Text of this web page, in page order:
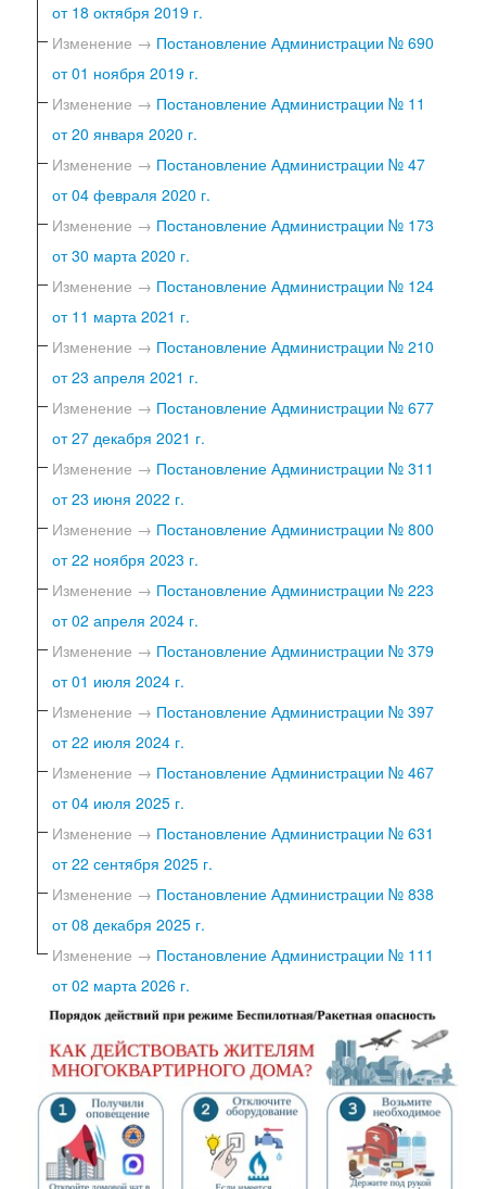
от 18 октября 2019 г.
Изменение → Постановление Администрации № 690
от 01 ноября 2019 г.
Изменение → Постановление Администрации № 11
от 20 января 2020 г.
Изменение → Постановление Администрации № 47
от 04 февраля 2020 г.
Изменение → Постановление Администрации № 173
от 30 марта 2020 г.
Изменение → Постановление Администрации № 124
от 11 марта 2021 г.
Изменение → Постановление Администрации № 210
от 23 апреля 2021 г.
Изменение → Постановление Администрации № 677
от 27 декабря 2021 г.
Изменение → Постановление Администрации № 311
от 23 июня 2022 г.
Изменение → Постановление Администрации № 800
от 22 ноября 2023 г.
Изменение → Постановление Администрации № 223
от 02 апреля 2024 г.
Изменение → Постановление Администрации № 379
от 01 июля 2024 г.
Изменение → Постановление Администрации № 397
от 22 июля 2024 г.
Изменение → Постановление Администрации № 467
от 04 июля 2025 г.
Изменение → Постановление Администрации № 631
от 22 сентября 2025 г.
Изменение → Постановление Администрации № 838
от 08 декабря 2025 г.
Изменение → Постановление Администрации № 111
от 02 марта 2026 г.